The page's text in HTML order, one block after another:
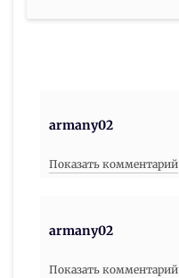
armany02
Показать комментарий
armany02
Показать комментарий